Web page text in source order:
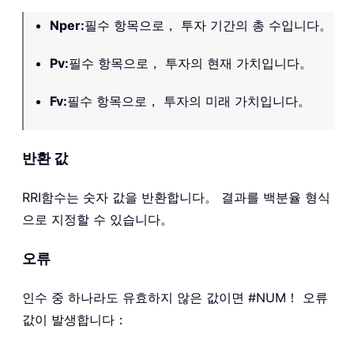
Nper:필수 항목으로， 투자 기간의 총 수입니다。
Pv:필수 항목으로， 투자의 현재 가치입니다。
Fv:필수 항목으로， 투자의 미래 가치입니다。
반환 값
RRI함수는 숫자 값을 반환합니다。 결과를 백분율 형식
으로 지정할 수 있습니다。
오류
인수 중 하나라도 유효하지 않은 값이면 #NUM！ 오류
값이 발생합니다：